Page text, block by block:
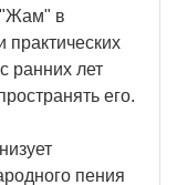
"Жам" в
практических
ранних лет
его.
пения